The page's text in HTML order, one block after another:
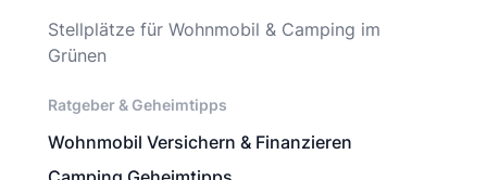
Stellplätze für Wohnmobil & Camping im
Grünen
Ratgeber & Geheimtipps
Wohnmobil Versichern & Finanzieren